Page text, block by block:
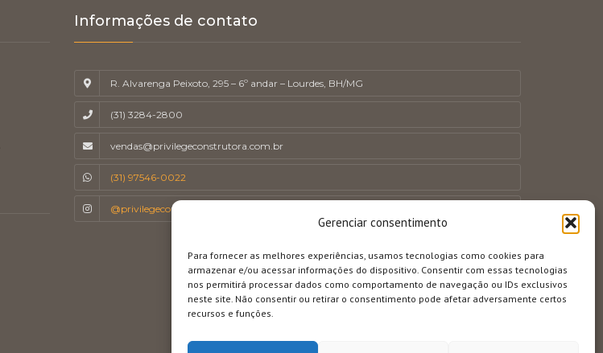
Gerenciar consentimento
Para fornecer as melhores experiências, usamos tecnologias como cookies para
armazenar e/ou acessar informações do dispositivo. Consentir com essas tecnologias
nos permitirá processar dados como comportamento de navegação ou IDs exclusivos
neste site. Não consentir ou retirar o consentimento pode afetar adversamente certos
recursos e funções.
Informações de contato
R. Alvarenga Peixoto, 295 – 6º andar – Lourdes, BH/MG
(31) 3284-2800
vendas@privilegeconstrutora.com.br
(31) 97546-0022
@privilegeconstrutora